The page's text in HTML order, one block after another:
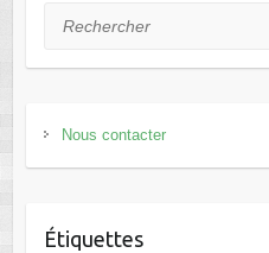
Rechercher
Nous contacter
Étiquettes